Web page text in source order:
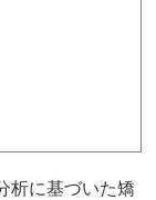
析に基づいた矯